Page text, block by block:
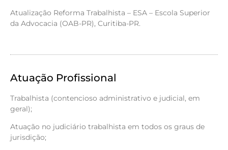
Atualização Reforma Trabalhista – ESA – Escola Superior
da Advocacia (OAB-PR), Curitiba-PR.
Atuação Profissional
Trabalhista (contencioso administrativo e judicial, em
geral);
Atuação no judiciário trabalhista em todos os graus de
jurisdição;